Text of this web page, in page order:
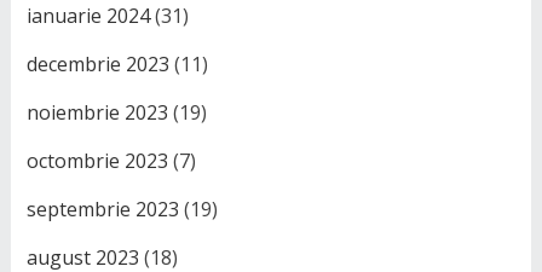
ianuarie 2024(31)
decembrie 2023 (11)
noiembrie 2023 (19)
octombrie 2023 (7)
septembrie 2023 (19)
august 2023 (18)